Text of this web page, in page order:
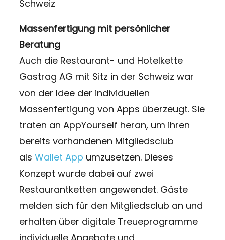
Schweiz
Massenfertigung mit persönlicher
Beratung
Auch die Restaurant- und Hotelkette
Gastrag AG mit Sitz in der Schweiz war
von der Idee der individuellen
Massenfertigung von Apps überzeugt. Sie
traten an AppYourself heran, um ihren
bereits vorhandenen Mitgliedsclub
als Wallet App umzusetzen. Dieses
Konzept wurde dabei auf zwei
Restaurantketten angewendet. Gäste
melden sich für den Mitgliedsclub an und
erhalten über digitale Treueprogramme